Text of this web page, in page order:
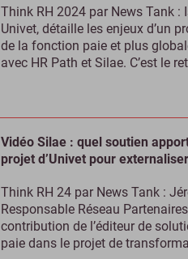
Think RH 2024 par News Tank :
Univet, détaille les enjeux d’un
de la fonction paie et plus
avec HR Path et Silae. C’est le
Vidéo Silae : quel soutien
projet d’Univet pour
Think RH 24 par News Tank :
Responsable Réseau
contribution de l’éditeur de
paie dans le projet de